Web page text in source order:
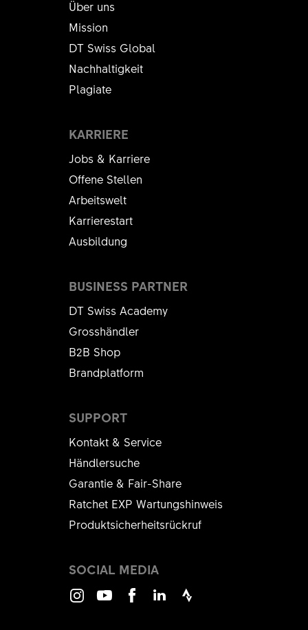
Über uns
Mission
DT Swiss Global
Nachhaltigkeit
Plagiate
KARRIERE
Jobs & Karriere
Offene Stellen
Arbeitswelt
Karrierestart
Ausbildung
SUPPORT
Kontakt & Service
Händlersuche
Garantie & Fair-Share
Ratchet EXP Wartungshinweis
Produktsicherheitsrückruf
BUSINESS PARTNER
DT Swiss Academy
Grosshändler
B2B Shop
Brandplatform
SOCIAL MEDIA